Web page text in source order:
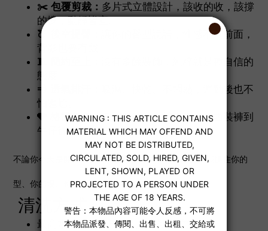
✂️ 包覆剪裁： 多片式立體設計，該收的收，該撐
的撐，動靜皆宜。
🍑 後空提臀：
讓你的臀型說話，性感不只前面，
背影也要有戲！
🧵 簡約至上：
沒有多餘裝飾，純粹就是種自信的
態度。
💨 透氣排汗：
吸濕、快乾、不悶熱，運動後也不
怕尷尬。
🩶 格雷灰色：低調有型、百搭不膩，從西裝褲到
牛仔褲都能搭。
不論你今天是開會、健身、約會、逛街，這條內褲都能撐住你的
型、你的場、你的氣場。
清洗方式
最高水洗溫度攝氏 30 度，極輕柔洗程序